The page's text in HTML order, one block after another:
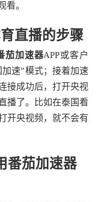
看。
直播的步骤
茄加速器APP或客户
速”模式；接着加速
接成功后，打开央视
播了。比如在泰国看
开央视频，就不会有
番茄加速器